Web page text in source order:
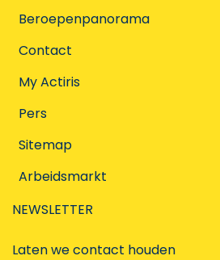
Beroepenpanorama
Contact
My Actiris
Pers
Sitemap
Arbeidsmarkt
NEWSLETTER
Laten we contact houden